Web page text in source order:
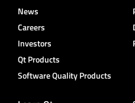
News
Careers
Investors
Qt Products
Software Quality Products